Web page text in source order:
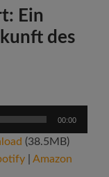
Ein
des
00:00
(38.5MB)
|Amazon